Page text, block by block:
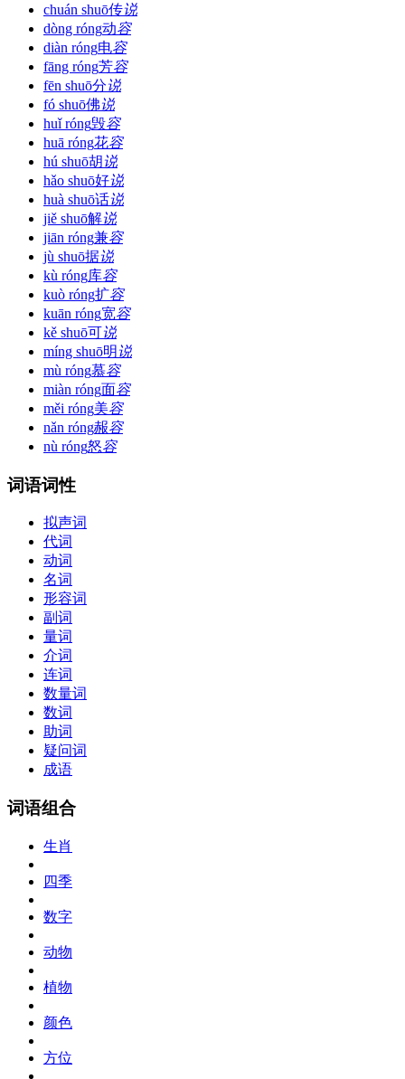
chuán shuō传说
dòng róng动容
diàn róng电容
fāng róng芳容
fēn shuō分说
fó shuō佛说
huǐ róng毁容
huā róng花容
hú shuō胡说
hǎo shuō好说
huà shuō话说
jiě shuō解说
jiān róng兼容
jù shuō据说
kù róng库容
kuò róng扩容
kuān róng宽容
kě shuō可说
míng shuō明说
mù róng慕容
miàn róng面容
měi róng美容
nǎn róng赧容
nù róng怒容
词语词性
拟声词
代词
动词
名词
形容词
副词
量词
介词
连词
数量词
数词
助词
疑问词
成语
词语组合
生肖
四季
数字
动物
植物
颜色
方位